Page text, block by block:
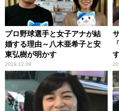
プロ野球選手と女子アナが結
婚する理由～八木亜希子と安
東弘樹が明かす
2019.12.09